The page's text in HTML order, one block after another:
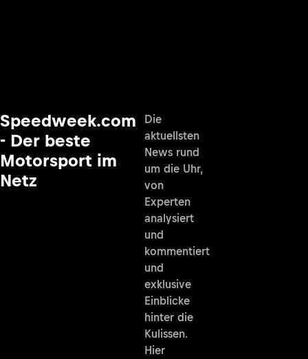
Speedweek.com
- Der beste
Motorsport im
Netz
Die
aktuellsten
News rund
um die Uhr,
von
Experten
analysiert
und
kommentiert
und
exklusive
Einblicke
hinter die
Kulissen.
Hier